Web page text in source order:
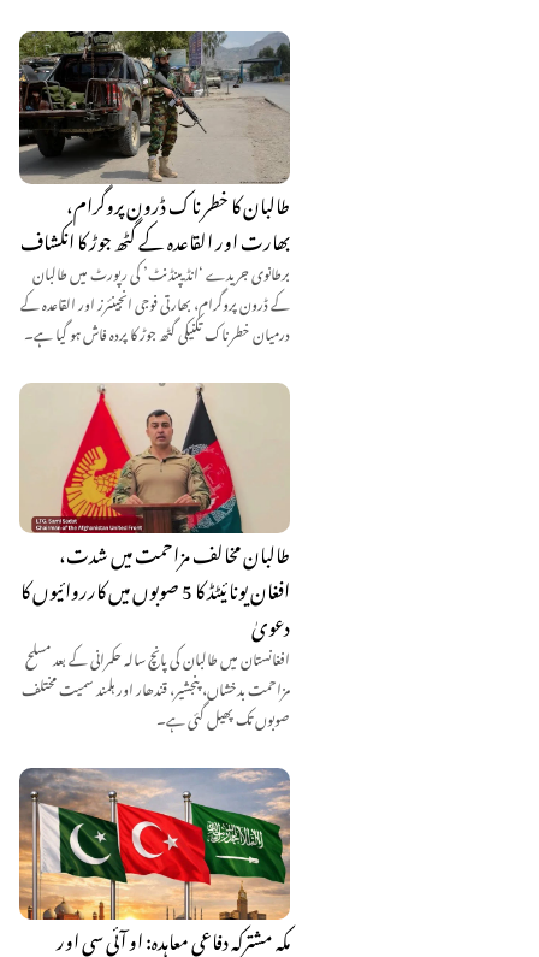
طالبان کا خطرناک ڈرون پروگرام،
بھارت اور القاعدہ کے گٹھ جوڑ کا انکشاف
برطانوی جریدے ‘انڈیپنڈنٹ’ کی رپورٹ میں طالبان
کے ڈرون پروگرام، بھارتی فوجی انجینئرز اور القاعدہ کے
درمیان خطرناک تکنیکی گٹھ جوڑ کا پردہ فاش ہو گیا ہے۔
طالبان مخالف مزاحمت میں شدت،
افغان یونائیٹڈ کا 5 صوبوں میں کارروائیوں کا
دعویٰ
افغانستان میں طالبان کی پانچ سالہ حکمرانی کے بعد مسلح
مزاحمت بدخشاں، پنجشیر، قندھار اور ہلمند سمیت مختلف
صوبوں تک پھیل گئی ہے۔
مکہ مشترکہ دفاعی معاہدہ: او آئی سی اور